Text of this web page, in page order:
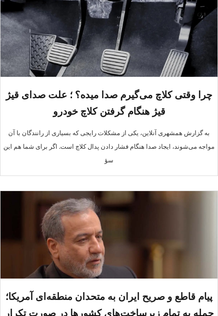
چرا وقتی کلاچ می‌گیرم صدا میده؟ ؛ علت صدای قیژ
قیژ هنگام گرفتن کلاچ خودرو
به گزارش همشهری آنلاین، یکی از مشکلات رایجی که بسیاری از رانندگان با آن
مواجه می‌شوند، ایجاد صدا هنگام فشار دادن پدال کلاچ است. اگر برای شما هم این
سؤ
پیام قاطع و صریح ایران به متحدان منطقه‌ای آمریکا؛
حمله به تمام زیرساخت‌های کشورها در صورت تکرار